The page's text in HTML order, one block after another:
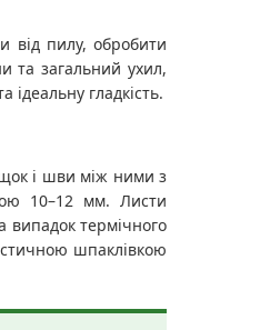
від пилу, обробити
та загальний ухил,
гладкість.
і шви між ними з
10–12 мм. Листи
термічного
шпаклівкою